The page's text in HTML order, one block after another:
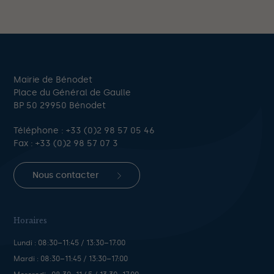
Mairie de Bénodet
Place du Général de Gaulle
BP 50 29950 Bénodet
Téléphone :+33 (0)2 98 57 05 46
Fax : +33 (0)2 98 57 07 3
Nous contacter
Horaires
Lundi : 08:30–11:45 / 13:30–17:00
Mardi : 08:30–11:45 / 13:30–17:00